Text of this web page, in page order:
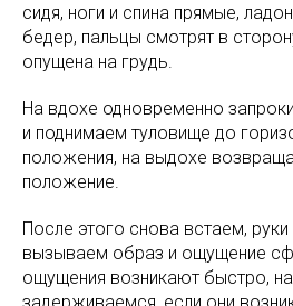
сидя, ноги и спина прямые,
бедер, пальцы смотрят в
опущена на грудь.
На вдохе одновременно
и поднимаем туловище до
положения, на выдохе
положение.
После этого снова встаем,
вызываем образ и ощущение
ощущения возникают быстро,
задерживаемся, если они